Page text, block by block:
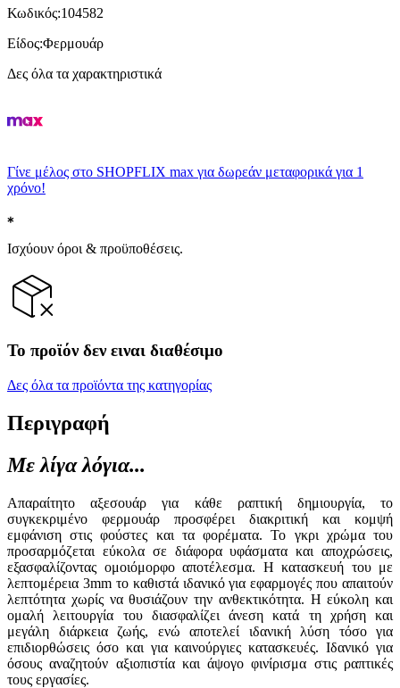
Κωδικός:104582
Είδος:Φερμουάρ
Δες όλα τα χαρακτηριστικά
Γίνε μέλος στο SHOPFLIX max για δωρεάν μεταφορικά για 1
χρόνο!
Ισχύουν όροι & προϋποθέσεις.
Το προϊόν δεν ειναι διαθέσιμο
Δες όλα τα προϊόντα της κατηγορίας
Περιγραφή
Με λίγα λόγια...
Απαραίτητο αξεσουάρ για κάθε ραπτική δημιουργία, το
συγκεκριμένο φερμουάρ προσφέρει διακριτική και κομψή
εμφάνιση στις φούστες και τα φορέματα. Το γκρι χρώμα του
προσαρμόζεται εύκολα σε διάφορα υφάσματα και αποχρώσεις,
εξασφαλίζοντας ομοιόμορφο αποτέλεσμα. Η κατασκευή του με
λεπτομέρεια 3mm το καθιστά ιδανικό για εφαρμογές που απαιτούν
λεπτότητα χωρίς να θυσιάζουν την ανθεκτικότητα. Η εύκολη και
ομαλή λειτουργία του διασφαλίζει άνεση κατά τη χρήση και
μεγάλη διάρκεια ζωής, ενώ αποτελεί ιδανική λύση τόσο για
επιδιορθώσεις όσο και για καινούργιες κατασκευές. Ιδανικό για
όσους αναζητούν αξιοπιστία και άψογο φινίρισμα στις ραπτικές
τους εργασίες.